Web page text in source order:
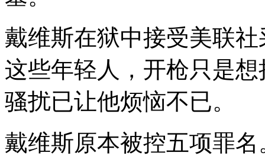
戴维斯在狱中接受美联
这些年轻人，开枪只是
骚扰已让他烦恼不已。
戴维斯原本被控五项罪